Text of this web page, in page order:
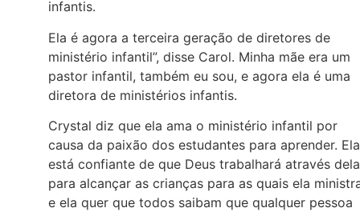
infantis.
Ela é agora a terceira geração de diretores de
ministério infantil”, disse Carol. Minha mãe era um
pastor infantil, também eu sou, e agora ela é uma
diretora de ministérios infantis.
Crystal diz que ela ama o ministério infantil por
causa da paixão dos estudantes para aprender. Ela
está confiante de que Deus trabalhará através dela
para alcançar as crianças para as quais ela
e ela quer que todos saibam que qualquer pessoa